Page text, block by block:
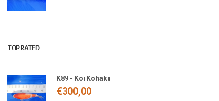
TOP RATED
K89 - Koi Kohaku
€300,00